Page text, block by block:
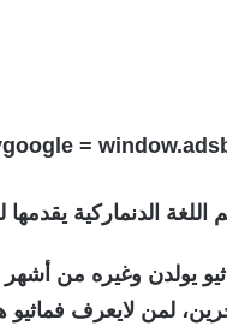
اللغة الدنماركية يقدمها
يولدن وغيره من